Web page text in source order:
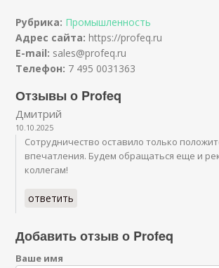
Рубрика: Промышленность
Адрес сайта: https://profeq.ru
E-mail: sales@profeq.ru
Телефон: 7 495 0031363
Отзывы о Profeq
Дмитрий
10.10.2025
Сотрудничество оставило только
впечатления. Будем обращаться еще и
коллегам!
ответить
Добавить отзыв о Profeq
Ваше имя